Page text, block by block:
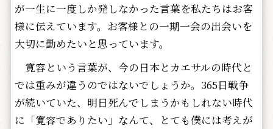
が一生に一度しか発しなかった言葉を私たちはお客
様に伝えています。お客様との一期一会の出会いを
大切に勤めたいと思っています。
寛容という言葉が、今の日本とカエサルの時代と
では重みが違うのではないでしょうか。365日戦争
が続いていた、明日死んでしまうかもしれない時代
に「寛容でありたい」なんて、とても僕には考えが